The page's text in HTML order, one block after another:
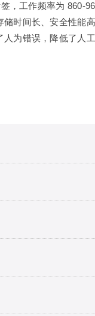
，工作频率为 860-
时间长、安全性能
为错误，降低了人